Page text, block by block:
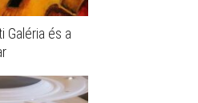
Galéria és a